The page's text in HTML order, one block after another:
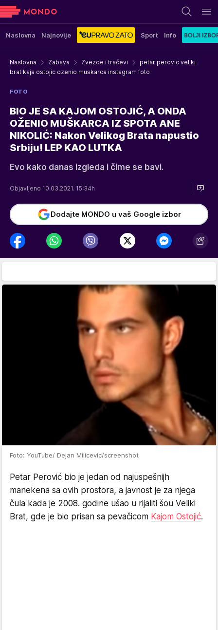
Naslovna Najnovije Sport Info
Naslovna Zabava Zvezde i tračevi
petar perovic veliki
brat kaja ostojic ozenio muskarca instagram foto
FOTO
BIO JE SA KAJOM OSTOJIĆ, A ONDA
OŽENIO MUŠKARCA IZ SPOTA ANE
NIKOLIĆ: Nakon Velikog Brata napustio
Srbiju! LEP KAO LUTKA
Evo kako danas izgleda i čime se bavi.
Objavljeno 10.03.2021. 15:34h
Dodajte MONDO u vaš Google izbor
Foto: YouTube/ Dejan Milicevic/screenshot
Petar Perović bio je jedan od najuspešnijh
manekena sa ovih prostora, a javnost je za njega
čula kada je 2008. godine ušao u rijaliti šou Veliki
Brat, gde je bio prisan sa pevačicom Kajom Ostojić.